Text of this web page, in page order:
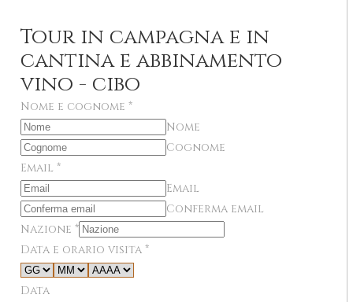
Tour in campagna e in
cantina e abbinamento
vino - cibo
Nome e cognome *
Nome
Cognome
Email *
Email
Conferma email
Nazione *
Data e orario visita *
Data